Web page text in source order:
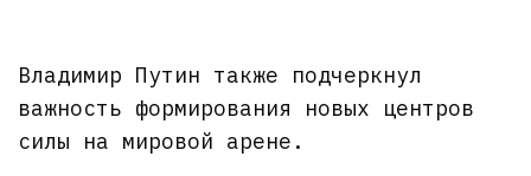
Владимир Путин также подчеркнул
важность формирования новых центров
силы на мировой арене.